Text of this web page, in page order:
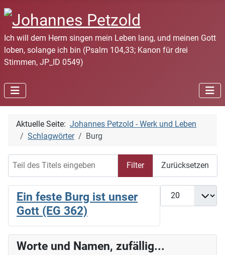
Ich will dem Herrn singen mein Leben lang, und meinen Gott
loben, solange ich bin (Psalm 104,33; Kanon für drei
Stimmen, JP_ID 0549)
Aktuelle Seite: Johannes Petzold - Werk und Leben
Schlagwörter
Burg
Filter Zurücksetzen
Anzeige #
Ein feste Burg ist unser
Gott (EG 362)
Worte und Namen, zufällig...